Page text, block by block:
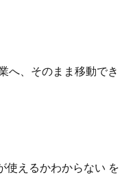
へ、そのまま移動でき
使えるかわからない を